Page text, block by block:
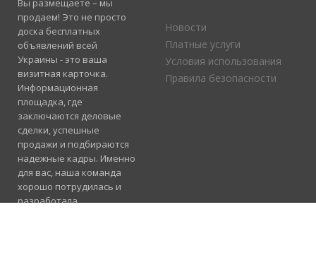
Вы размещаете – мы
продаем! Это не просто
доска бесплатных
объявлений всей
Украины - это ваша
визитная карточка.
Информационная
площадка, где
заключаются деловые
сделки, успешные
продажи и подбираются
надежные кадры. Именно
для вас, наша команда
хорошо потрудилась и
разработала
Новости
Платные услуги
Условия использования
Правила безопасности